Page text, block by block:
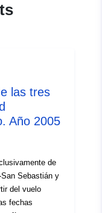
las tres
Año 2005
de
Sebastián y
del vuelo
fechas